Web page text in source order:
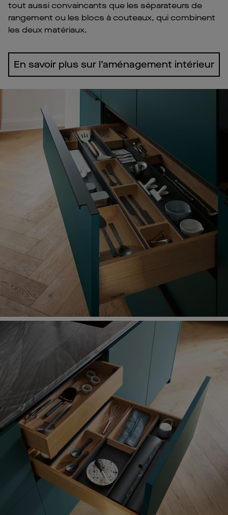
tout aussi convaincants que les séparateurs de
rangement ou les blocs à couteaux, qui combinent
les deux matériaux.
En savoir plus sur l’aménagement intérieur